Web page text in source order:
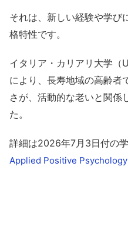
それは、新しい経験や学び
格特性です。
イタリア・カリアリ大学
により、長寿地域の高齢者
さが、活動的な老いと関係
た。
詳細は2026年7月3日付の
Applied Positive Psychology